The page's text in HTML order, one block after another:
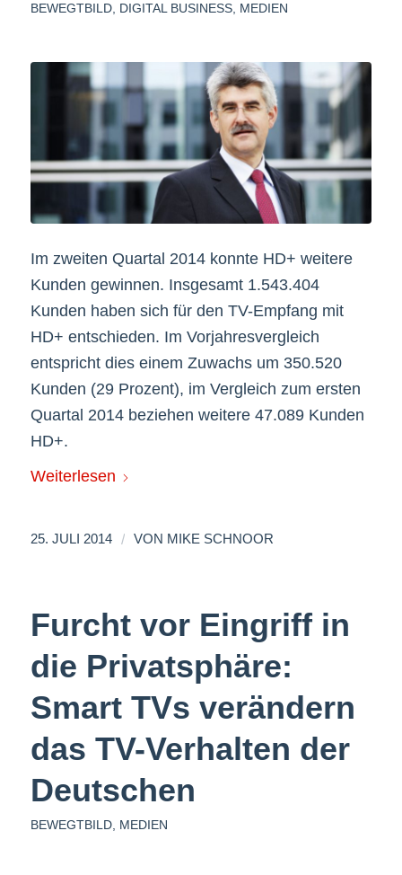
BEWEGTBILD, DIGITAL BUSINESS, MEDIEN
Im zweiten Quartal 2014 konnte HD+ weitere
Kunden gewinnen. Insgesamt 1.543.404
Kunden haben sich für den TV-Empfang mit
HD+ entschieden. Im Vorjahresvergleich
entspricht dies einem Zuwachs um 350.520
Kunden (29 Prozent), im Vergleich zum ersten
Quartal 2014 beziehen weitere 47.089 Kunden
HD+.
Weiterlesen
25. JULI 2014 / VON MIKE SCHNOOR
Furcht vor Eingriff in
die Privatsphäre:
Smart TVs verändern
das TV-Verhalten der
Deutschen
BEWEGTBILD, MEDIEN